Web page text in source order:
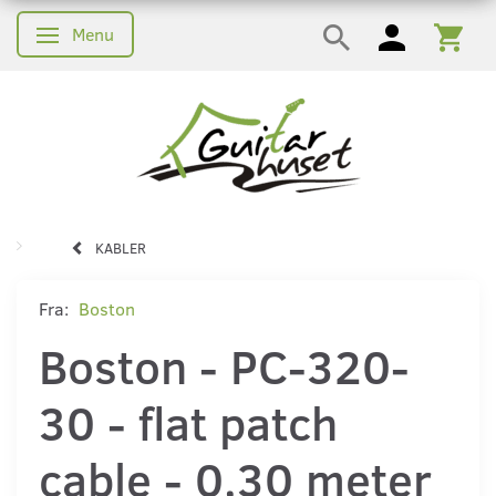
Skifte navigation
Menu
KABLER
Fra: Boston
Boston - PC-320-
30 - flat patch
cable - 0,30 meter